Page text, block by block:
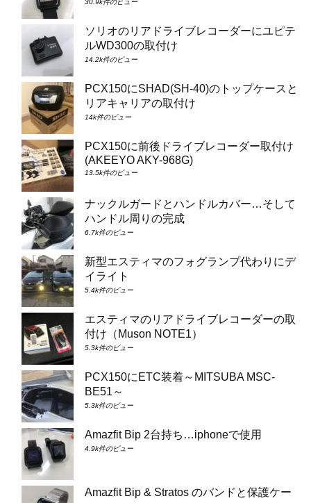
30.9k件のビュー
ソリオのリアドライブレコーダーにユピテ
ルWD300の取付け
14.2k件のビュー
PCX150にSHAD(SH-40)のトップケースと
リアキャリアの取付け
14k件のビュー
PCX150に前後ドライブレコーダー取付け
(AKEEYO AKY-968G)
13.5k件のビュー
ナックルガードとハンドルカバー…そして
ハンドル周りの完成
6.7k件のビュー
新型エスティマのフォグランプ代わりにデ
イライト
5.4k件のビュー
エスティマのリアドライブレコーダーの取
付け（Muson NOTE1）
5.3k件のビュー
PCX150にETC装着～MITSUBA MSC-
BE51～
5.3k件のビュー
Amazfit Bip 2台持ち…iphoneで使用
4.9k件のビュー
Amazfit Bip & Stratos のバンドと保護ケー